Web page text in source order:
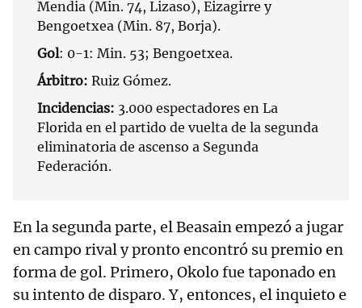
Mendia (Min. 74, Lizaso), Eizagirre y
Bengoetxea (Min. 87, Borja).
Gol: 0-1: Min. 53; Bengoetxea.
Árbitro: Ruiz Gómez.
Incidencias: 3.000 espectadores en La
Florida en el partido de vuelta de la segunda
eliminatoria de ascenso a Segunda
Federación.
En la segunda parte, el Beasain empezó a jugar
en campo rival y pronto encontró su premio en
forma de gol. Primero, Okolo fue taponado en
su intento de disparo. Y, entonces, el inquieto e